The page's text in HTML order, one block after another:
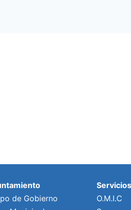
de Gobierno
O.M.I.C